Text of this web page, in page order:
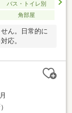
バス・トイレ別
角部屋
ん。日常的に
応。
）